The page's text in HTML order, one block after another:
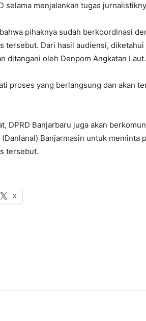
selama menjalankan tugas
pihaknya sudah berkoordinasi
tersebut. Dari hasil audiensi,
ditangani oleh Denpom Angkatan Laut.
proses yang berlangsung dan akan
DPRD Banjarbaru juga akan
(Danlanal) Banjarmasin untuk
tersebut.
X